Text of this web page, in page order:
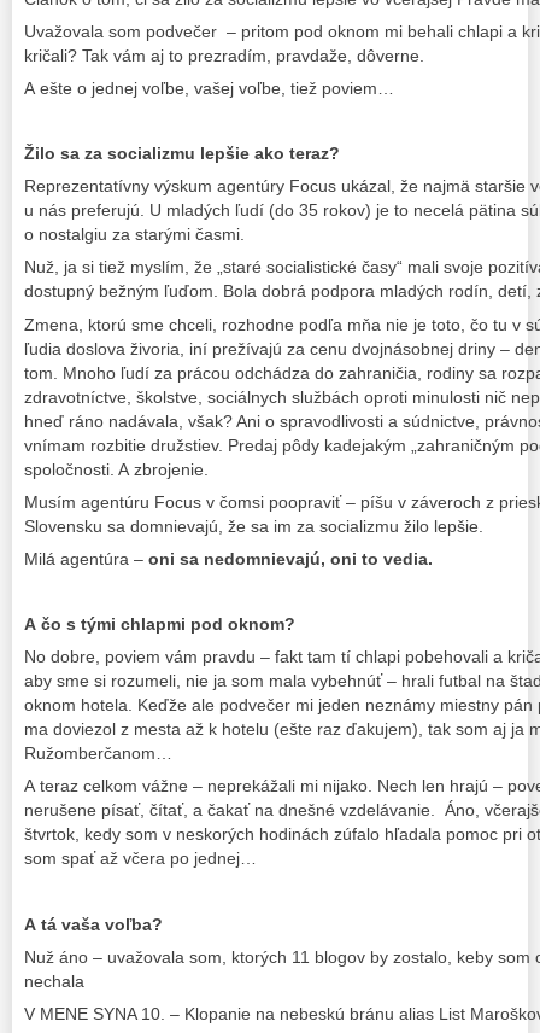
Uvažovala som podvečer – pritom pod oknom mi behali chlapi a
kričali? Tak vám aj to prezradím, pravdaže, dôverne.
A ešte o jednej voľbe, vašej voľbe, tiež poviem…
Žilo sa za socializmu lepšie ako teraz?
Reprezentatívny výskum agentúry Focus ukázal, že najmä staršie
u nás preferujú. U mladých ľudí (do 35 rokov) je to necelá pätina
o nostalgiu za starými časmi.
Nuž, ja si tiež myslím, že „staré socialistické časy“ mali svoje
dostupný bežným ľuďom. Bola dobrá podpora mladých rodín, detí,
Zmena, ktorú sme chceli, rozhodne podľa mňa nie je toto, čo tu v
ľudia doslova živoria, iní prežívajú za cenu dvojnásobnej driny –
tom. Mnoho ľudí za prácou odchádza do zahraničia, rodiny sa
zdravotníctve, školstve, sociálnych službách oproti minulosti nič
hneď ráno nadávala, však? Ani o spravodlivosti a súdnictve,
vnímam rozbitie družstiev. Predaj pôdy kadejakým „zahraničným
spoločnosti. A zbrojenie.
Musím agentúru Focus v čomsi poopraviť – píšu v záveroch z
Slovensku sa domnievajú, že sa im za socializmu žilo lepšie.
Milá agentúra – oni sa nedomnievajú, oni to vedia.
A čo s tými chlapmi pod oknom?
No dobre, poviem vám pravdu – fakt tam tí chlapi pobehovali a
aby sme si rozumeli, nie ja som mala vybehnúť – hrali futbal na
oknom hotela. Keďže ale podvečer mi jeden neznámy miestny
ma doviezol z mesta až k hotelu (ešte raz ďakujem), tak som aj ja
Ružomberčanom…
A teraz celkom vážne – neprekážali mi nijako. Nech len hrajú –
nerušene písať, čítať, a čakať na dnešné vzdelávanie. Áno,
štvrtok, kedy som v neskorých hodinách zúfalo hľadala pomoc pri
som spať až včera po jednej…
A tá vaša voľba?
Nuž áno – uvažovala som, ktorých 11 blogov by zostalo, keby
nechala
V MENE SYNA 10. – Klopanie na nebeskú bránu alias List